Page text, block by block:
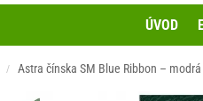
ÚVOD
/ Astra čínska SM Blue Ribbon – modrá